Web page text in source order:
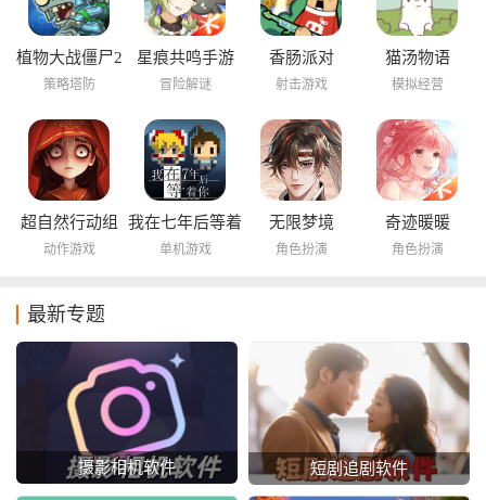
植物大战僵尸2
海底世界
策略塔防
星痕共鸣手游
冒险解谜
香肠派对
射击游戏
猫汤物语
模拟经营
超自然行动组
动作游戏
我在七年后等着
你
单机游戏
无限梦境
角色扮演
奇迹暖暖
角色扮演
最新专题
摄影相机软件 短剧追剧软件